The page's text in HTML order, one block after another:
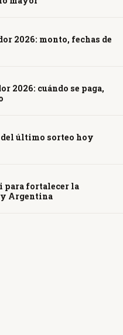
2026: monto, fechas de
2026: cuándo se paga,
último sorteo hoy
para fortalecer la
y Argentina